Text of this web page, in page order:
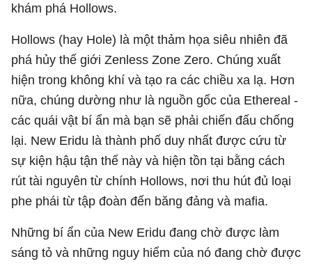
khám phá Hollows.
Hollows (hay Hole) là một thảm họa siêu nhiên đã
phá hủy thế giới Zenless Zone Zero. Chúng xuất
hiện trong không khí và tạo ra các chiều xa lạ. Hơn
nữa, chúng dường như là nguồn gốc của Ethereal -
các quái vật bí ẩn mà bạn sẽ phải chiến đấu chống
lại. New Eridu là thành phố duy nhất được cứu từ
sự kiện hậu tận thế này và hiện tồn tại bằng cách
rút tài nguyên từ chính Hollows, nơi thu hút đủ loại
phe phái từ tập đoàn đến băng đảng và mafia.
Những bí ẩn của New Eridu đang chờ được làm
sáng tỏ và những nguy hiểm của nó đang chờ được